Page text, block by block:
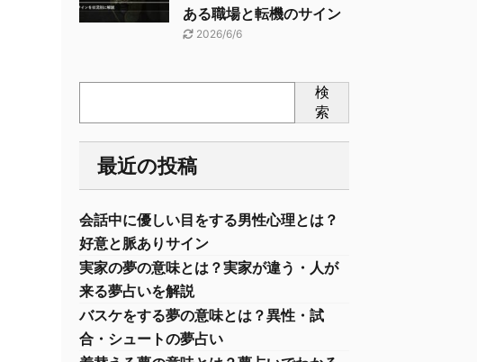
ある職場と転機のサイン
2026/6/6
検
索
最近の投稿
会話中に優しい目をする男性心理とは？
好意と脈ありサイン
実家の夢の意味とは？実家が違う・人が
来る夢占いを解説
バスケをする夢の意味とは？異性・試
合・シュートの夢占い